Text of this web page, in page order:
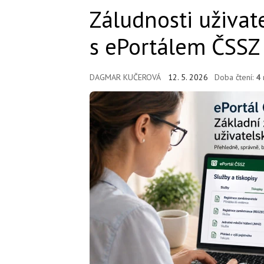
Záludnosti
s ePortálem ČSSZ
DAGMAR KUČEROVÁ 12. 5. 2026 Doba čtení: 4